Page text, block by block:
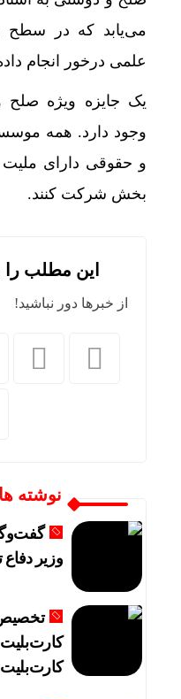
می‌یابد که در سطح
علمی درخور انجام
یک جایزه ویژه
وجود دارد. همه
و حقوقی دارای ملیت
بخش شرکت کنند.
این مطلب را
از خبرها دور نباشید!
نوشته
وزیر دفاع
کارت‌بلیت
کارت‌بلیت